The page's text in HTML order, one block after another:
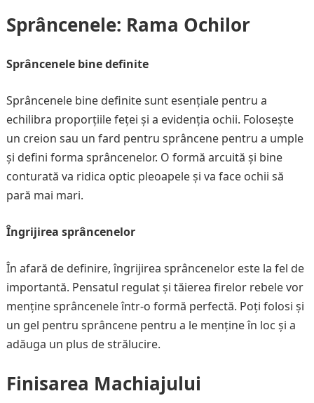
Sprâncenele: Rama Ochilor
Sprâncenele bine definite
Sprâncenele bine definite sunt esențiale pentru a
echilibra proporțiile feței și a evidenția ochii. Folosește
un creion sau un fard pentru sprâncene pentru a umple
și defini forma sprâncenelor. O formă arcuită și bine
conturată va ridica optic pleoapele și va face ochii să
pară mai mari.
Îngrijirea sprâncenelor
În afară de definire, îngrijirea sprâncenelor este la fel de
importantă. Pensatul regulat și tăierea firelor rebele vor
menține sprâncenele într-o formă perfectă. Poți folosi și
un gel pentru sprâncene pentru a le menține în loc și a
adăuga un plus de strălucire.
Finisarea Machiajului